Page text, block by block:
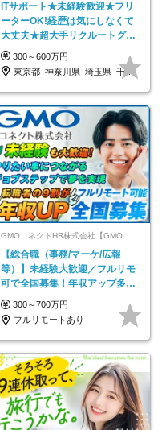
ITサポート★未経験歓迎★フリ
ーターOK!経歴は気にしなくて
大丈夫★超大手リクルートグル
ープの正社員/sg
300～600万円
東京都_神奈川県_埼玉県_千葉県_大阪府…
GMOコネクトHR株式会社【GMOインターネットグループ】
【総合職（事務/マーケ/広報
等）】未経験大歓迎／フルリモ
可で全国募集！年収アップ多数
★年休最大130日★
300～700万円
フルリモートあり